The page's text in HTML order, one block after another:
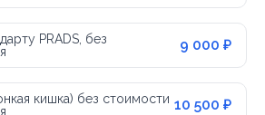
PRADS, без
9 000 ₽
кишка) без стоимости 10 500 ₽